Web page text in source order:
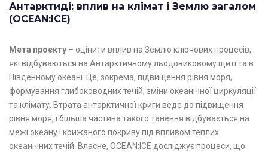
Антарктиді: вплив на клімат і Землю загалом ​
(OCEAN:ICE)
Мета проєкту – оцінити вплив на Землю ключових процесів,
які відбуваються на Антарктичному льодовиковому щиті та в
Південному океані. Це, зокрема, підвищення рівня моря,
формування глибоководних течій, зміни океанічної циркуляції
та клімату. Втрата антарктичної криги веде до підвищення
рівня моря, і більша частина такого танення відбувається на
межі океану і крижаного покриву під впливом теплих
океанічних течій. Власне, OCEAN:ICE досліджує процеси, що